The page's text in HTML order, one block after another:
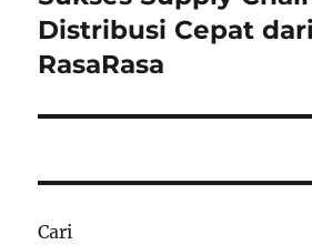
post:
Distribusi Cepat
RasaRasa
Cari